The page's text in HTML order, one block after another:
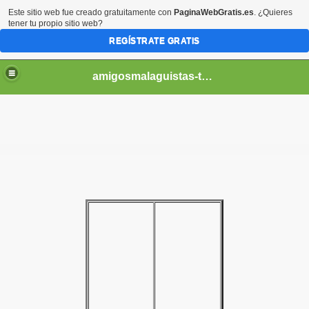
amigosmalaguistas-temporadas
Este sitio web fue creado gratuitamente con PaginaWebGratis.es. ¿Quieres
tener tu propio sitio web?
REGÍSTRATE GRATIS